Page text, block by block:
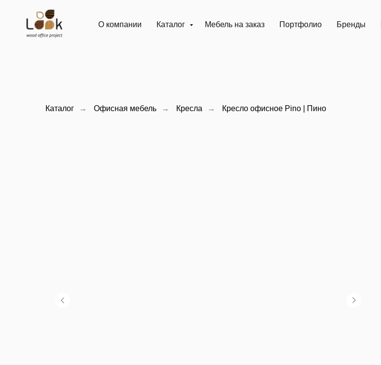
О компании Каталог Мебель на заказ Портфолио Бренды
Каталог → Офисная мебель → Кресла → Кресло офисное Pino | Пино